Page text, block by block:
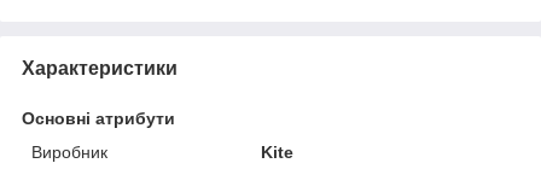
Характеристики
Основні атрибути
Виробник
Kite